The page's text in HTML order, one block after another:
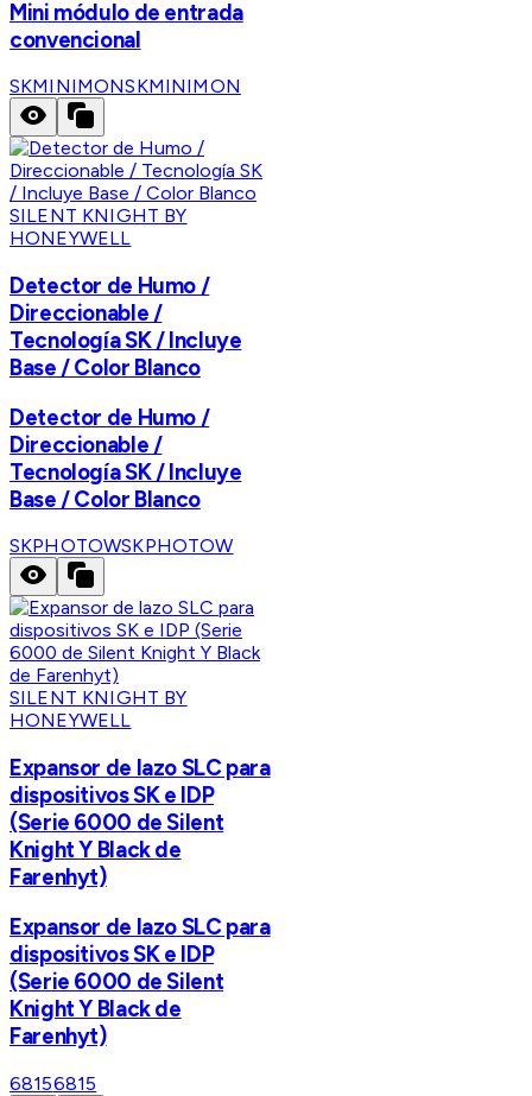
Mini módulo de entrada
convencional
SKMINIMONSKMINIMON
SILENT KNIGHT BY
HONEYWELL
Detector de Humo /
Direccionable /
Tecnología SK / Incluye
Base / Color Blanco
Detector de Humo /
Direccionable /
Tecnología SK / Incluye
Base / Color Blanco
SKPHOTOWSKPHOTOW
SILENT KNIGHT BY
HONEYWELL
Expansor de lazo SLC para
dispositivos SK e IDP
(Serie 6000 de Silent
Knight Y Black de
Farenhyt)
Expansor de lazo SLC para
dispositivos SK e IDP
(Serie 6000 de Silent
Knight Y Black de
Farenhyt)
68156815